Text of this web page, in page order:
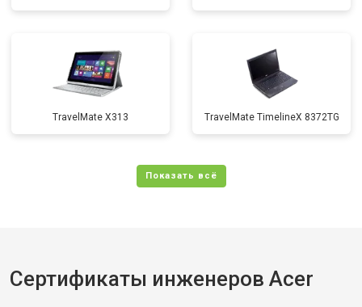
TravelMate X313 TravelMate TimelineX 8372TG
Сертификаты инженеров Acer